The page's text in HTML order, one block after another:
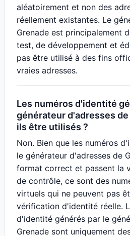
aléatoirement et non des
réellement existantes. Le
Grenade est principalement
test, de développement et
pas être utilisé à des fins
vraies adresses.
Les numéros d'identité
générateur d'adresses
ils être utilisés ?
Non. Bien que les numéros
le générateur d'adresses de
format correct et passent la
de contrôle, ce sont des
virtuels qui ne peuvent pas
vérification d'identité réelle.
d'identité générés par le
Grenade sont uniquement